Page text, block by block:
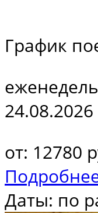
График
24.08.2026
от: 12780
Даты: по